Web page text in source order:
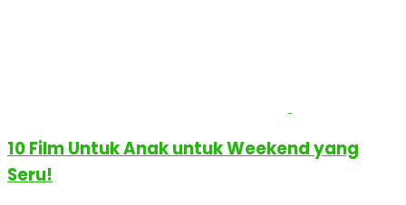
10 Film Untuk Anak untuk Weekend yang
Seru!